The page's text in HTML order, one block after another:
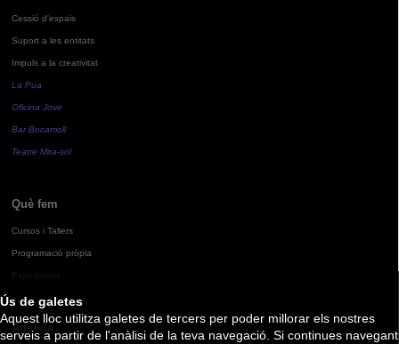
Ús de galetes
Aquest lloc utilitza galetes de tercers per poder millorar els nostres
serveis a partir de l'anàlisi de la teva navegació. Si continues navegant
Cessió d'espais
Suport a les entitats
Impuls a la creativitat
La Pua
Oficina Jove
Bar Bocamoll
Teatre Mira-sol
Què fem
Cursos i Tallers
Programació pròpia
Agenda